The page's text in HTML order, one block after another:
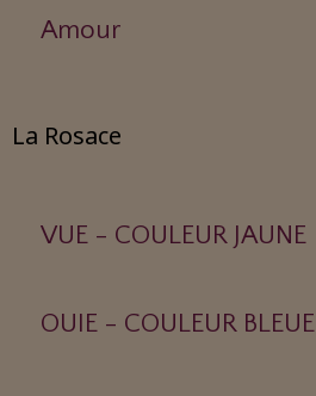
Amour
La Rosace
VUE - COULEUR JAUNE
OUIE - COULEUR BLEUE